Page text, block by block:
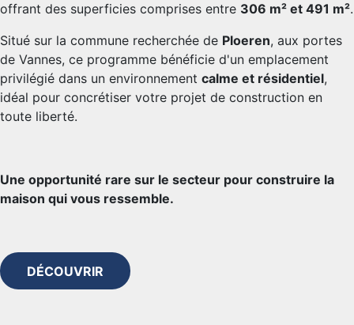
offrant des superficies comprises entre 306 m² et 491 m².
Situé sur la commune recherchée de Ploeren, aux portes
de Vannes, ce programme bénéficie d'un emplacement
privilégié dans un environnement calme et résidentiel,
idéal pour concrétiser votre projet de construction en
toute liberté.
Une opportunité rare sur le secteur pour construire la
maison qui vous ressemble.
DÉCOUVRIR